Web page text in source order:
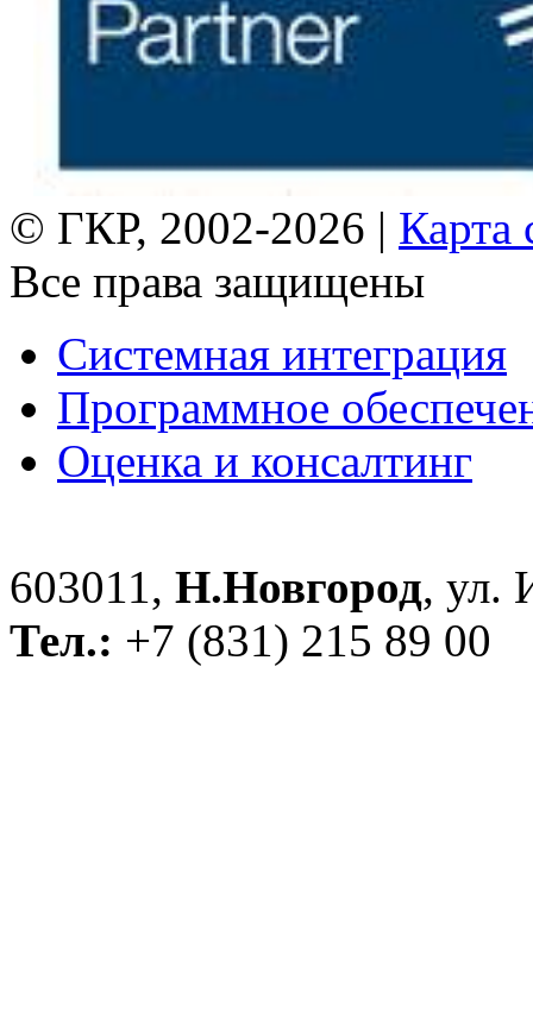
© ГКР, 2002-2026 | Карта
Все права защищены
Системная интеграция
Программное
Оценка и консалтинг
603011, Н.Новгород, ул.
Тел.: +7 (831) 215 89 00